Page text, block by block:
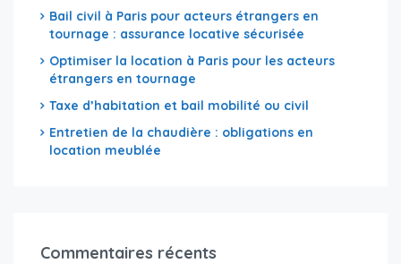
Bail civil à Paris pour acteurs étrangers en
tournage : assurance locative sécurisée
Optimiser la location à Paris pour les acteurs
étrangers en tournage
Taxe d’habitation et bail mobilité ou civil
Entretien de la chaudière : obligations en
location meublée
Commentaires récents